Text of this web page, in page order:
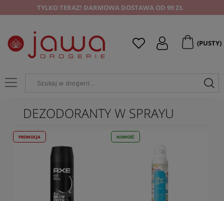
TYLKO TERAZ! DARMOWA DOSTAWA OD 99 ZŁ
(PUSTY)
DEZODORANTY W SPRAYU
PROMOCJA NOWOŚĆ